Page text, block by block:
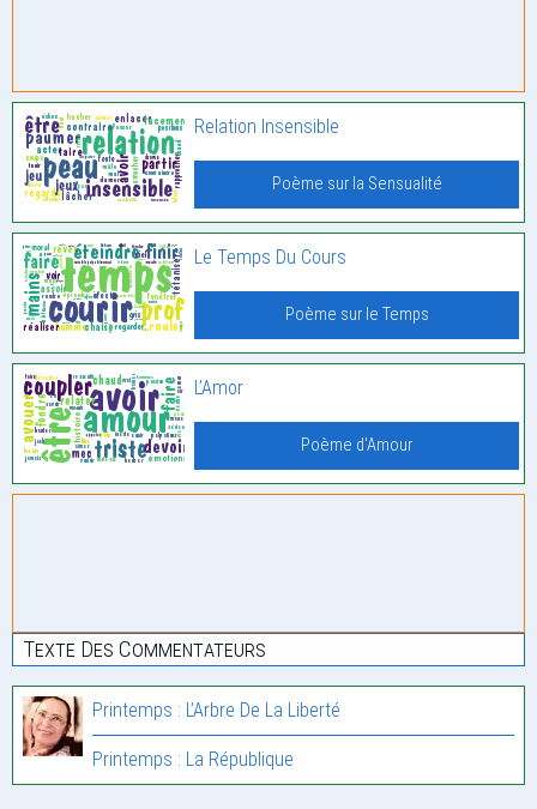
Relation Insensible
Poème sur la Sensualité
Le Temps Du Cours
Poème sur le Temps
L’Amor
Poème d'Amour
Texte Des Commentateurs
Printemps : L’Arbre De La Liberté
Printemps : La République